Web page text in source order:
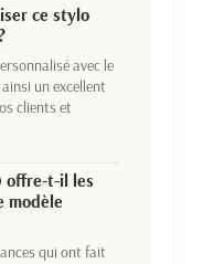
ce stylo
avec le
un excellent
clients et
offre-t-il les
modèle
qui ont fait